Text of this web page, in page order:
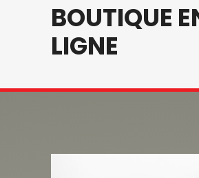
BOUTIQUE
LIGNE